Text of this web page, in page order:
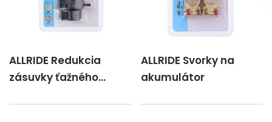
ALLRIDE Redukcia
zásuvky ťažného
ALLRIDE Svorky na
akumulátor